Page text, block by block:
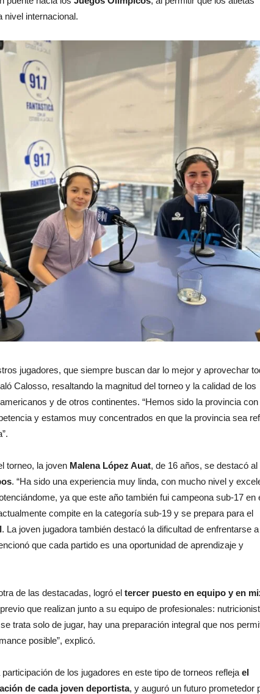
nivel internacional.
jugadores, que siempre buscan dar lo mejor y aprovechar
Calosso, resaltando la magnitud del torneo y la calidad de los
y de otros continentes. “Hemos sido la provincia con
y estamos muy concentrados en que la provincia sea
torneo, la joven Malena López Auat, de 16 años, se destacó al
. “Ha sido una experiencia muy linda, con mucho nivel y
ya que este año también fui campeona sub-17 en
compite en la categoría sub-19 y se prepara para el
. La joven jugadora también destacó la dificultad de enfrentarse a
que cada partido es una oportunidad de aprendizaje y
de las destacadas, logró el tercer puesto en equipo y en
que realizan junto a su equipo de profesionales:
trata solo de jugar, hay una preparación integral que nos
posible”, explicó.
de los jugadores en este tipo de torneos refleja el
de cada joven deportista, y auguró un futuro prometedor